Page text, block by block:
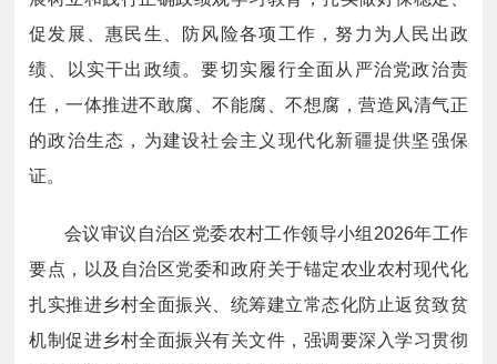
促发展、惠民生、防风险各项工作，努力为人民出政
绩、以实干出政绩。要切实履行全面从严治党政治责
任，一体推进不敢腐、不能腐、不想腐，营造风清气正
的政治生态，为建设社会主义现代化新疆提供坚强保
证。
会议审议自治区党委农村工作领导小组2026年工作
要点，以及自治区党委和政府关于锚定农业农村现代化
扎实推进乡村全面振兴、统筹建立常态化防止返贫致贫
机制促进乡村全面振兴有关文件，强调要深入学习贯彻